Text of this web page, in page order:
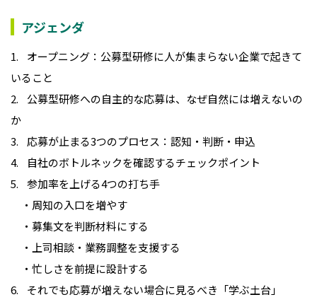
アジェンダ
1.
オープニング：公募型研修に人が集まらない企業で起きて
いること
2.
公募型研修への自主的な応募は、なぜ自然には増えないの
か
3.
応募が止まる3つのプロセス：認知・判断・申込
4.
自社のボトルネックを確認するチェックポイント
5.
参加率を上げる4つの打ち手
・周知の入口を増やす
・募集文を判断材料にする
・上司相談・業務調整を支援する
・忙しさを前提に設計する
6.
それでも応募が増えない場合に見るべき「学ぶ土台」